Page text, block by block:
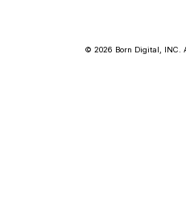
© 2026 Born Digital, INC.